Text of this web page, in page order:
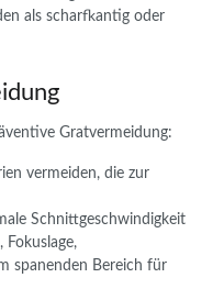
als scharfkantig oder
Gratvermeidung:
vermeiden, die zur
Schnittgeschwindigkeit
spanenden Bereich für